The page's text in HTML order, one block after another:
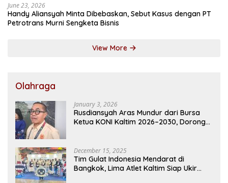
June 23, 2026
Handy Aliansyah Minta Dibebaskan, Sebut Kasus dengan PT
Petrotrans Murni Sengketa Bisnis
View More
Olahraga
January 3, 2026
Rusdiansyah Aras Mundur dari Bursa
Ketua KONI Kaltim 2026–2030, Dorong
December 15, 2025
Tim Gulat Indonesia Mendarat di
Bangkok, Lima Atlet Kaltim Siap Ukir